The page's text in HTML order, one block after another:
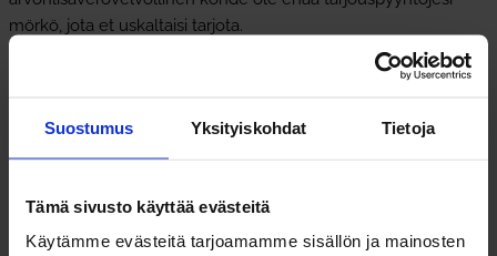
Suostumus Yksityiskohdat Tietoja
Tämä sivusto käyttää evästeitä
Käytämme evästeitä tarjoamamme sisällön ja mainosten
mörkö, jota et uskaltaisi tarjota.
TALOUSHALLINNON
ULKOISTAMISEN EDUT